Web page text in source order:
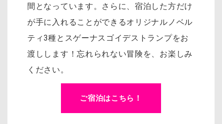
間となっています。さらに、宿泊した方だけ
が手に入れることができるオリジナルノベル
ティ3種とスゲーナスゴイデストランプをお
渡しします！忘れられない冒険を、お楽しみ
ください。
ご宿泊はこちら！